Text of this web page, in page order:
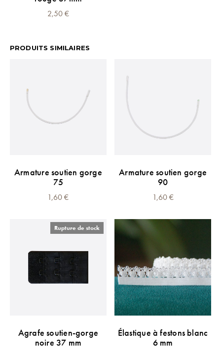
2,50€
PRODUITS SIMILAIRES
Armature soutien gorge
75
1,60€
Armature soutien gorge
90
1,60€
Rupture de stock
Agrafe soutien-gorge
noire 37 mm
Élastique à festons blanc
6 mm